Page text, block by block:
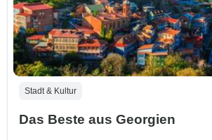
Stadt & Kultur
Das Beste aus Georgien